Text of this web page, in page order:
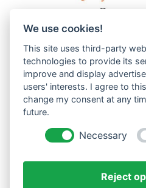
Westküste UG
Menzlingen 14 B
51503 Rösrath
Datenschutzerklärung
We use cookies!
This site uses third-party
technologies to provide its
improve and display
users' interests. I agree to
change my consent at any
future.
Necessary
Reject